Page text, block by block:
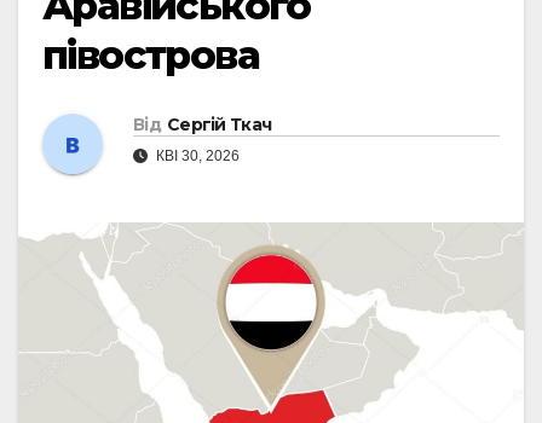
півострова
Від Сергій Ткач
КВІ 30, 2026